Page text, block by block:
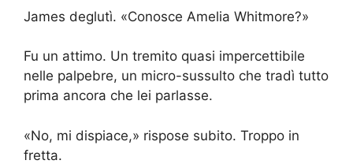
James deglutì. «Conosce Amelia Whitmore?»
Fu un attimo. Un tremito quasi impercettibile
nelle palpebre, un micro-sussulto che tradì tutto
prima ancora che lei parlasse.
«No, mi dispiace,» rispose subito. Troppo in
fretta.